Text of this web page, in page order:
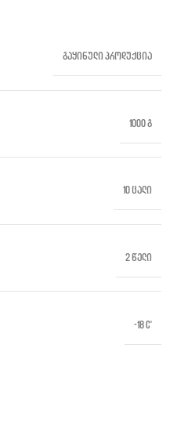
გაყინული პროდუქცია
1000 გ
10 ცალი
2 წელი
-18 c°